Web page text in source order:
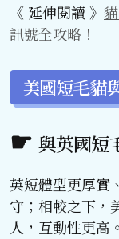
《 延伸閱讀 》
訊號全攻略！
美國短毛貓
與英國短
英短體型更厚實
守；相較之下，
人，互動性更高。